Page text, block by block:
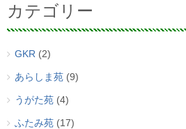
カテゴリー
GKR (2)
あらしま苑 (9)
うがた苑 (4)
ふたみ苑 (17)